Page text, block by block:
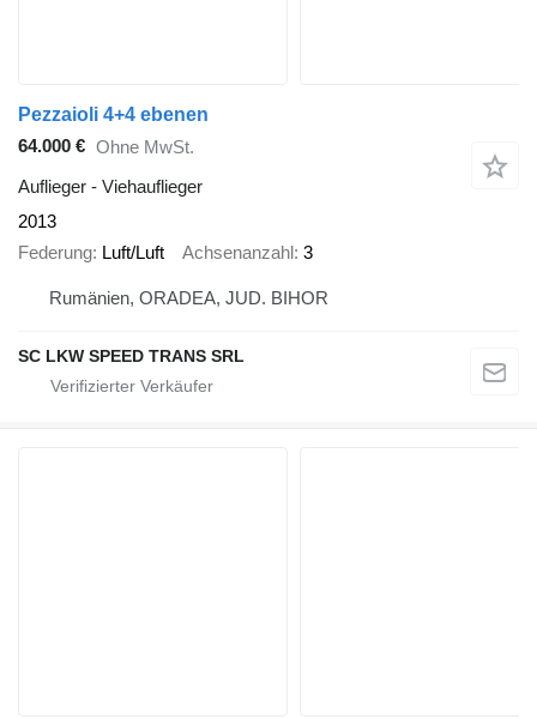
Pezzaioli 4+4 ebenen
64.000 € Ohne MwSt.
Auflieger - Viehauflieger
2013
Federung Luft/Luft Achsenanzahl 3
Rumänien, ORADEA, JUD. BIHOR
SC LKW SPEED TRANS SRL